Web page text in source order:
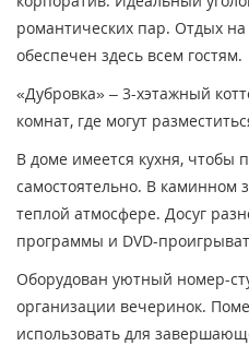
романтических пар. Отдых
обеспечен здесь всем гостям.
«Дубровка» – 3-хэтажный
комнат, где могут
В доме имеется кухня, чтобы
самостоятельно. В каминном
теплой атмосфере. Досуг
программы и DVD-
Оборудован уютный номер-
организации вечеринок.
использовать для